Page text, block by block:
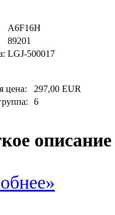
A6F16H
89201
LGJ-500017
цена:
297,00 EUR
6
описание